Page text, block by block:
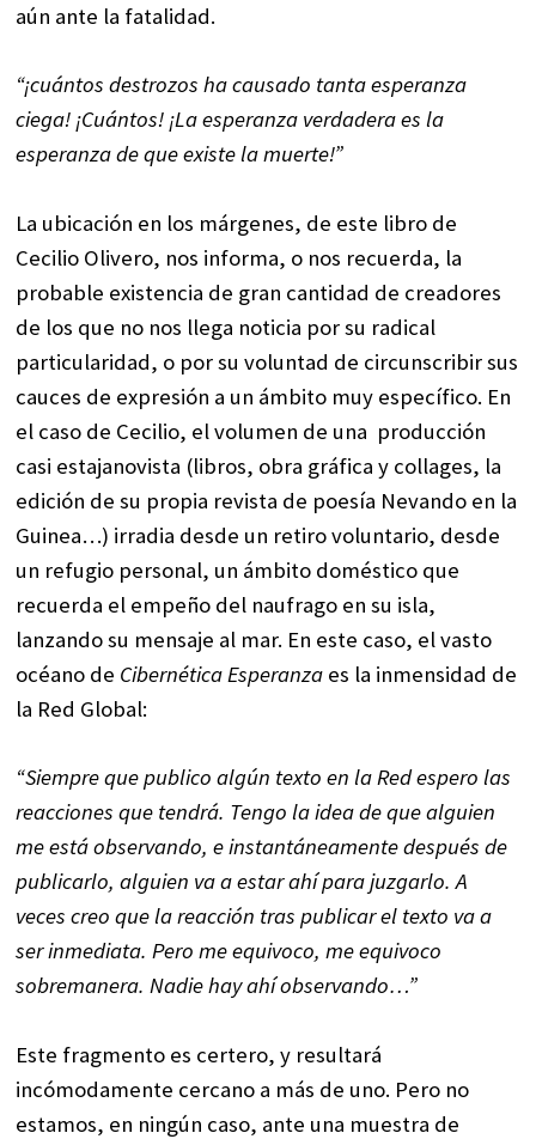
aún ante la fatalidad.
“¡cuántos destrozos ha causado tanta esperanza
ciega! ¡Cuántos! ¡La esperanza verdadera es la
esperanza de que existe la muerte!”
La ubicación en los márgenes, de este libro de
Cecilio Olivero, nos informa, o nos recuerda, la
probable existencia de gran cantidad de creadores
de los que no nos llega noticia por su radical
particularidad, o por su voluntad de circunscribir sus
cauces de expresión a un ámbito muy específico. En
el caso de Cecilio, el volumen de una producción
casi estajanovista (libros, obra gráfica y collages, la
edición de su propia revista de poesía Nevando en la
Guinea…) irradia desde un retiro voluntario, desde
un refugio personal, un ámbito doméstico que
recuerda el empeño del naufrago en su isla,
lanzando su mensaje al mar. En este caso, el vasto
océano de Cibernética Esperanza es la inmensidad de
la Red Global:
“Siempre que publico algún texto en la Red espero las
reacciones que tendrá. Tengo la idea de que alguien
me está observando, e instantáneamente después de
publicarlo, alguien va a estar ahí para juzgarlo. A
veces creo que la reacción tras publicar el texto va a
ser inmediata. Pero me equivoco, me equivoco
sobremanera. Nadie hay ahí observando…”
Este fragmento es certero, y resultará
incómodamente cercano a más de uno. Pero no
estamos, en ningún caso, ante una muestra de